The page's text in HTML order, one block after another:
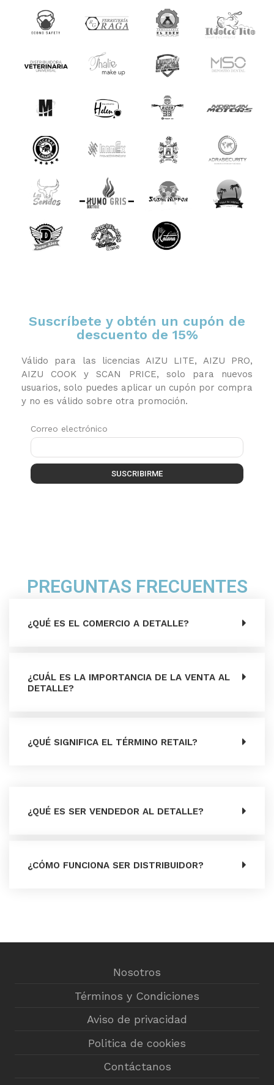
Suscríbete y obtén un cupón de
descuento de 15%
Válido para las licencias AIZU LITE, AIZU PRO,
AIZU COOK y SCAN PRICE, solo para nuevos
usuarios, solo puedes aplicar un cupón por compra
y no es válido sobre otra promoción.
Correo electrónico
SUSCRIBIRME
PREGUNTAS FRECUENTES
¿QUÉ ES EL COMERCIO A DETALLE?
¿CUÁL ES LA IMPORTANCIA DE LA VENTA AL
DETALLE?
¿QUÉ SIGNIFICA EL TÉRMINO RETAIL?
¿QUÉ ES SER VENDEDOR AL DETALLE?
¿CÓMO FUNCIONA SER DISTRIBUIDOR?
Nosotros
Términos y Condiciones
Aviso de privacidad
Politica de cookies
Contáctanos